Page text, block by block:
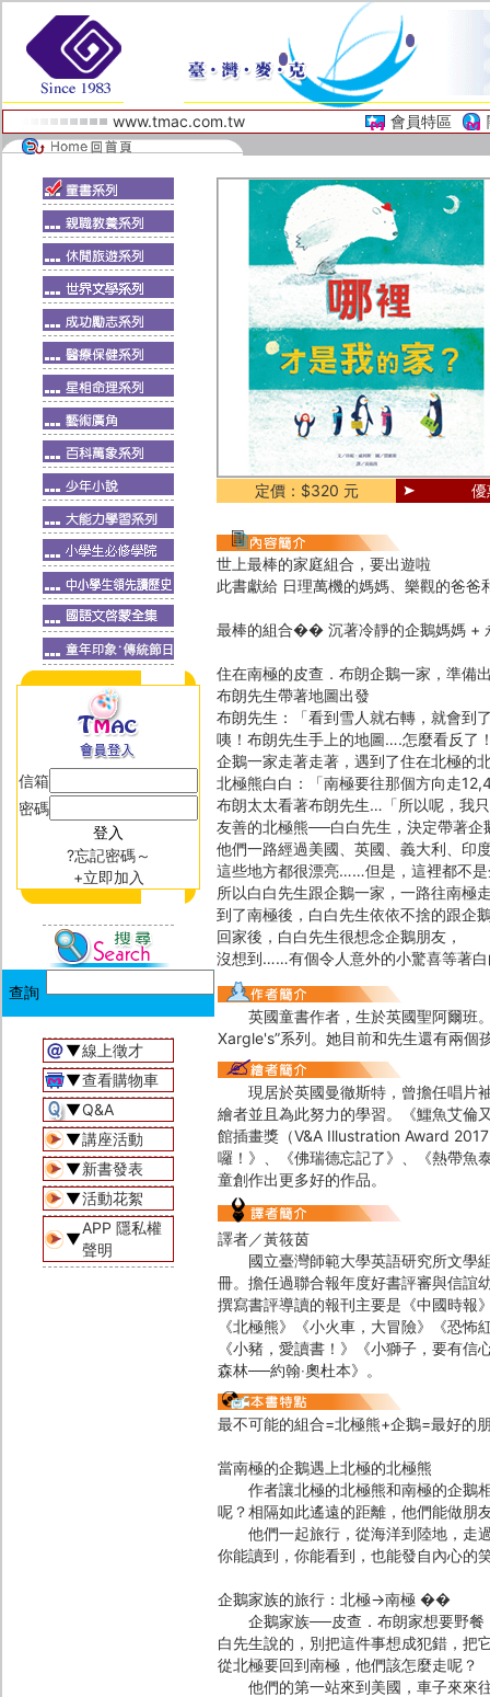
www.tmac.com.tw 會員特區
信箱
密碼
?忘記密碼～
+立即加入
▼線上徵才
▼查看購物車
▼Q&A
▼講座活動
▼新書發表
▼活動花絮
▼
APP 隱私權
聲明
定價：$320 元
世上最棒的家庭組合，要出遊啦
此書獻給 日理萬機的媽媽、樂觀的爸爸
最棒的組合�� 沉著冷靜的企鵝媽媽 +
住在南極的皮查．布朗企鵝一家，準備
布朗先生帶著地圖出發
布朗先生：「看到雪人就右轉，就會到
咦！布朗先生手上的地圖….怎麼看反了
企鵝一家走著走著，遇到了住在北極的
北極熊白白：「南極要往那個方向走
布朗太太看著布朗先生…「所以呢，我
友善的北極熊──白白先生，決定帶著企
他們一路經過美國、英國、義大利、印
這些地方都很漂亮……但是，這裡都不
所以白白先生跟企鵝一家，一路往南極
到了南極後，白白先生依依不捨的跟企
回家後，白白先生很想念企鵝朋友，
沒想到……有個令人意外的小驚喜等著
英國童書作者，生於英國聖阿爾班。
Xargle's”系列。她目前和先生還有兩個
現居於英國曼徹斯特，曾擔任唱片袖
繪者並且為此努力的學習。《鱷魚艾倫
館插畫獎（V&A Illustration Award
囉！》、《佛瑞德忘記了》、《熱帶魚
童創作出更多好的作品。
譯者／黃筱茵
國立臺灣師範大學英語研究所文學組
冊。擔任過聯合報年度好書評審與信誼
撰寫書評導讀的報刊主要是《中國時報
《北極熊》《小火車，大冒險》《恐
《小豬，愛讀書！》《小獅子，要有
森林──約翰‧奧杜本》。
最不可能的組合=北極熊+企鵝=最好的
當南極的企鵝遇上北極的北極熊
作者讓北極的北極熊和南極的企鵝相
呢？相隔如此遙遠的距離，他們能做朋
他們一起旅行，從海洋到陸地，走過
你能讀到，你能看到，也能發自內心的
企鵝家族的旅行：北極→南極 ��
企鵝家族──皮查．布朗家想要野餐
白先生說的，別把這件事想成犯錯，把
從北極要回到南極，他們該怎麼走呢？
他們的第一站來到美國，車子來來往